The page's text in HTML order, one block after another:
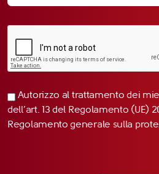
Autorizzo al trattamento dei
dell’art. 13 del Regolamento (UE)
Regolamento generale sulla